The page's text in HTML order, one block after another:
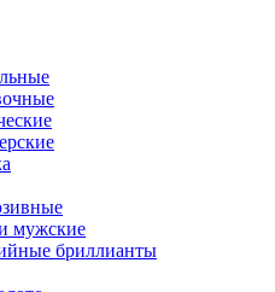
мужские
бриллианты